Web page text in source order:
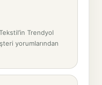
Trendyol
yorumlarından